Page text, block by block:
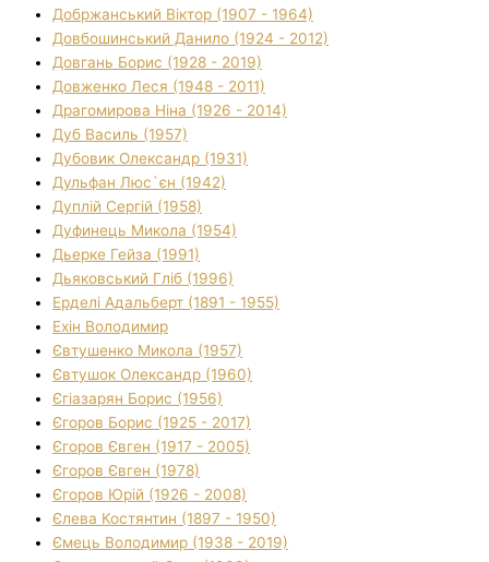
Добржанський Віктор (1907 - 1964)
Довбошинський Данило (1924 - 2012)
Довгань Борис (1928 - 2019)
Довженко Леся (1948 - 2011)
Драгомирова Ніна (1926 - 2014)
Дуб Василь (1957)
Дубовик Олександр (1931)
Дульфан Люс`єн (1942)
Дуплій Сергій (1958)
Дуфинець Микола (1954)
Дьерке Гейза (1991)
Дьяковський Гліб (1996)
Ерделі Адальберт (1891 - 1955)
Ехін Володимир
Євтушенко Микола (1957)
Євтушок Олександр (1960)
Єгіазарян Борис (1956)
Єгоров Борис (1925 - 2017)
Єгоров Євген (1917 - 2005)
Єгоров Євген (1978)
Єгоров Юрій (1926 - 2008)
Єлева Костянтин (1897 - 1950)
Ємець Володимир (1938 - 2019)